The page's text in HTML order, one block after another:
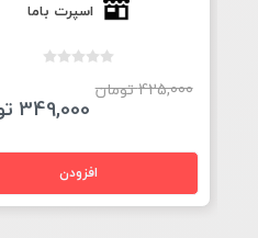
اسپرت باما
425,000 تومان
349,000 تومان